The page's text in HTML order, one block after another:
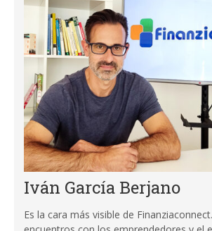
Iván García Berjano
Es la cara más visible de